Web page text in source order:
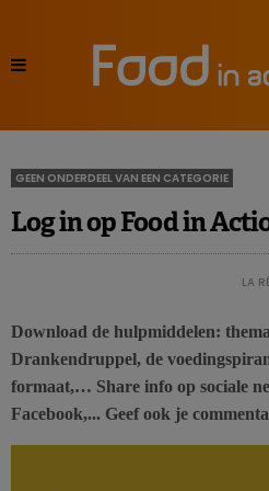
GEEN ONDERDEEL VAN EEN CATEGORIE
Log in op Food in
LA
Download de hulpmiddelen:
Drankendruppel, de
formaat,… Share info op sociale
Facebook,... Geef ook je